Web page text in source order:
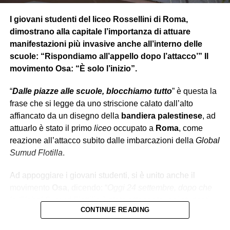
team dello S.H.I.E.L.D affiancato da Vedova Nera
condurrà in diverse missioni sotto copertura. In una di
queste però si rende conto, insieme all’agente Romanoff
(Vedova Nera), che dietro lo S.H.I.E.L.D c’è una
cospirazione interna, e scopre che l’Hydra è
S.H.I.E.L.D, rivelando anche che l’organizzazione ha
manipolatogli eventi globali più minacciosi e letali per
decenni.
di alcune strutture con gliattuali sistemi
I giovani studenti del liceo Rossellini di Roma,
dimostrano alla capitale l’importanza di attuare
manifestazioni più invasive anche all’interno delle
scuole: “Rispondiamo all’appello dopo l’attacco’” Il
movimento Osa: “È solo l’inizio”.
“Dalle piazze alle scuole, blocchiamo tutto” è questa la
frase che si legge da uno striscione calato dall’alto
affiancato da un disegno della bandiera palestinese, ad
attuarlo è stato il primo liceooccupato a Roma, come
reazione all’attacco subito dalle imbarcazioni della Global
Sumud Flotilla.
Ad appoggiare i giovani studenti, si è unito anche il
la Global Sumud Flottilia è stataattaccata, noi studenti
occupiamo la nostra scuola
CONTINUE READING